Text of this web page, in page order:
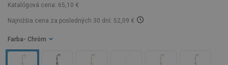
Katalógová cena: 65,10 €
Najnižšia cena za posledných 30 dní: 52,09 €
Farba - Chróm